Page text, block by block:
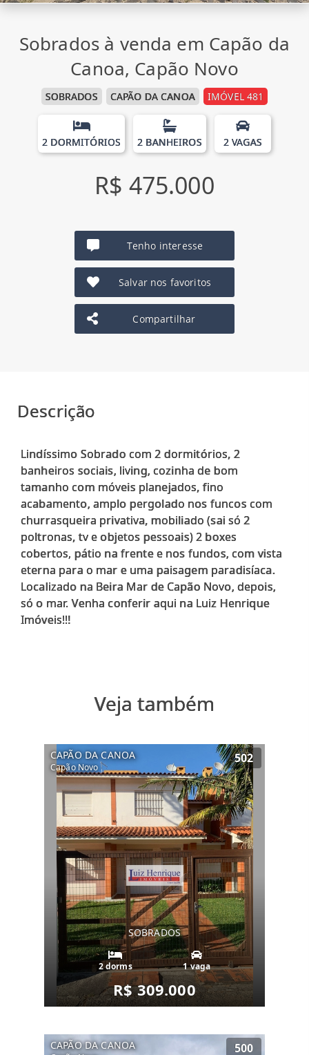
Sobrados à venda em Capão da
Canoa, Capão Novo
SOBRADOS CAPÃO DA CANOA IMÓVEL 481
2 DORMITÓRIOS 2 BANHEIROS 2 VAGAS
R$ 475.000
Tenho interesse
Salvar nos favoritos
Compartilhar
Descrição
Lindíssimo Sobrado com 2 dormitórios, 2
banheiros sociais, living, cozinha de bom
tamanho com móveis planejados, fino
acabamento, amplo pergolado nos funcos com
churrasqueira privativa, mobiliado (sai só 2
poltronas, tv e objetos pessoais) 2 boxes
cobertos, pátio na frente e nos fundos, com vista
eterna para o mar e uma paisagem paradisíaca.
Localizado na Beira Mar de Capão Novo, depois,
só o mar. Venha conferir aqui na Luiz Henrique
Veja também
CAPÃO DA CANOA
Capão Novo
502
SOBRADOS
2 dorms 1 vaga
R$ 309.000
CAPÃO DA CANOA 500